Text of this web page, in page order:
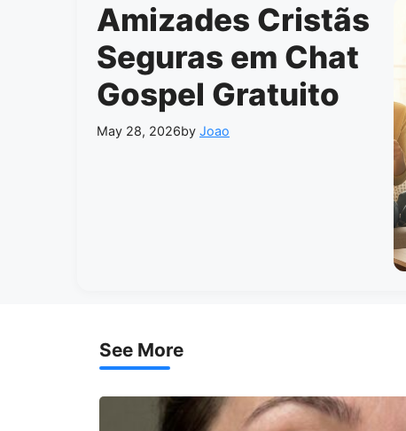
Amizades Cristãs
Seguras em Chat
Gospel Gratuito
May 28, 2026by Joao
See More